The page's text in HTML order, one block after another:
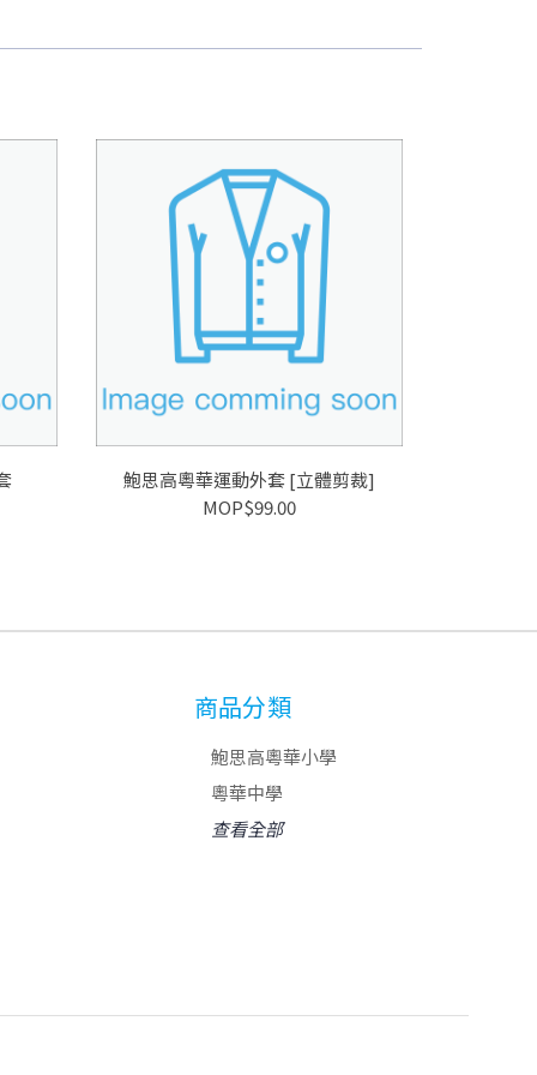
鮑思高粵華運動外套 [立體剪裁]
MOP$99.00
商品分類
鮑思高粵華小學
粵華中學
查看全部